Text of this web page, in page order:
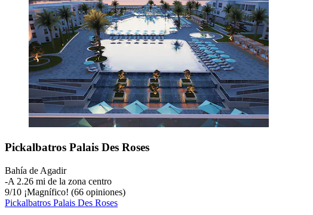
Pickalbatros Palais Des Roses
Bahía de Agadir
‐A 2.26 mi de la zona centro
9/10 ¡Magnífico! (66 opiniones)
Pickalbatros Palais Des Roses